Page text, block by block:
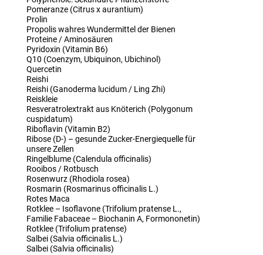
Pomeranze (Citrus x aurantium)
Prolin
Propolis wahres Wundermittel der Bienen
Proteine / Aminosäuren
Pyridoxin (Vitamin B6)
Q10 (Coenzym, Ubiquinon, Ubichinol)
Quercetin
Reishi
Reishi (Ganoderma lucidum / Ling Zhi)
Reiskleie
Resveratrolextrakt aus Knöterich (Polygonum
cuspidatum)
Riboflavin (Vitamin B2)
Ribose (D-) – gesunde Zucker-Energiequelle für
unsere Zellen
Ringelblume (Calendula officinalis)
Rooibos / Rotbusch
Rosenwurz (Rhodiola rosea)
Rosmarin (Rosmarinus officinalis L.)
Rotes Maca
Rotklee – Isoflavone (Trifolium pratense L.,
Familie Fabaceae – Biochanin A, Formononetin)
Rotklee (Trifolium pratense)
Salbei (Salvia officinalis L.)
Salbei (Salvia officinalis)